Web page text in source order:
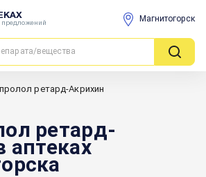
Магнитогорск
ретард-Акрихин
ретард-
аптеках